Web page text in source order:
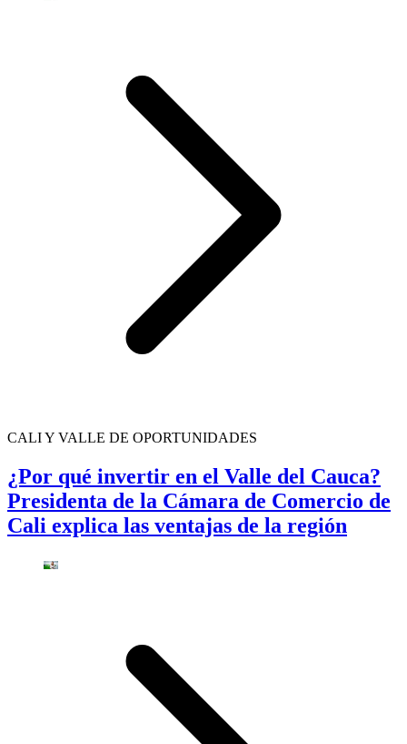
CALI Y VALLE DE OPORTUNIDADES
¿Por qué invertir en el Valle del Cauca?
Presidenta de la Cámara de Comercio de
Cali explica las ventajas de la región